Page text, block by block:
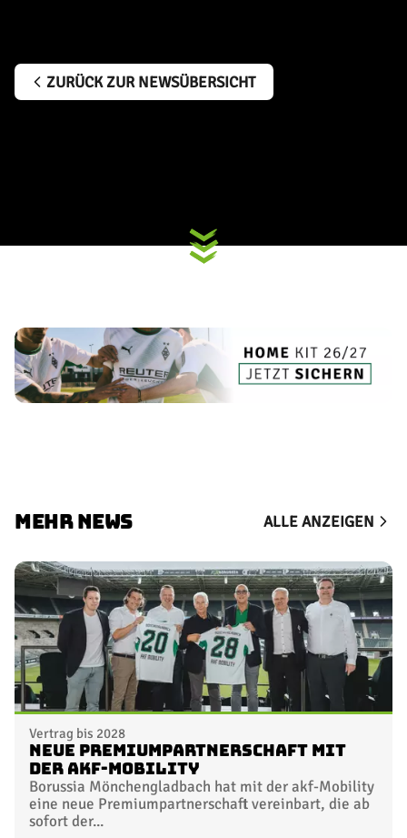
ZURÜCK ZUR NEWSÜBERSICHT
MEHR NEWS ALLE ANZEIGEN
Vertrag bis 2028
Neue Premiumpartnerschaft mit
der akf-Mobility
Borussia Mönchengladbach hat mit der akf-Mobility
eine neue Premiumpartnerschaft vereinbart, die ab
sofort der...